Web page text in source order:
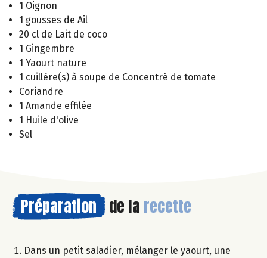
1 Oignon
1 gousses de Ail
20 cl de Lait de coco
1 Gingembre
1 Yaourt nature
1 cuillère(s) à soupe de Concentré de tomate
Coriandre
1 Amande effilée
1 Huile d'olive
Sel
Préparation de la recette
Dans un petit saladier, mélanger le yaourt, une